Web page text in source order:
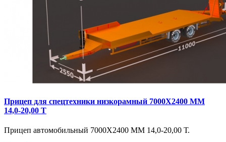
Прицеп для спецтехники низкорамный 7000Х2400 ММ
14,0-20,00 Т
Прицеп автомобильный 7000Х2400 ММ 14,0-20,00 Т.